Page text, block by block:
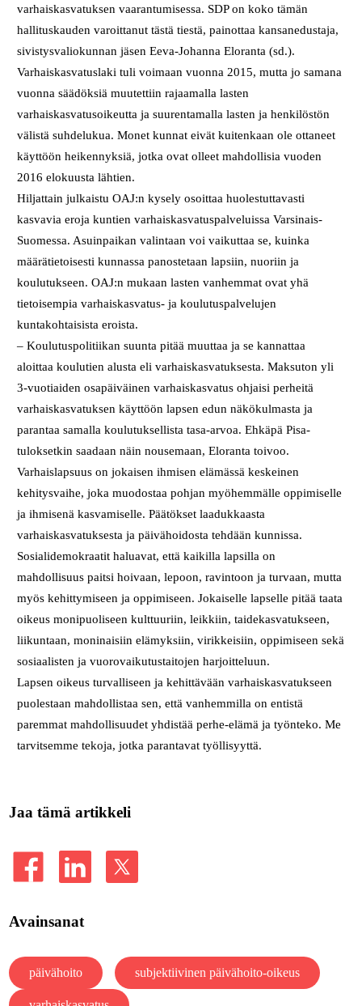
varhaiskasvatuksen vaarantumisessa. SDP on koko tämän
hallituskauden varoittanut tästä tiestä, painottaa kansanedustaja,
sivistysvaliokunnan jäsen Eeva-Johanna Eloranta (sd.).
Varhaiskasvatuslaki tuli voimaan vuonna 2015, mutta jo samana
vuonna säädöksiä muutettiin rajaamalla lasten
varhaiskasvatusoikeutta ja suurentamalla lasten ja henkilöstön
välistä suhdelukua. Monet kunnat eivät kuitenkaan ole ottaneet
käyttöön heikennyksiä, jotka ovat olleet mahdollisia vuoden
2016 elokuusta lähtien.
Hiljattain julkaistu OAJ:n kysely osoittaa huolestuttavasti
kasvavia eroja kuntien varhaiskasvatuspalveluissa Varsinais-
Suomessa. Asuinpaikan valintaan voi vaikuttaa se, kuinka
määrätietoisesti kunnassa panostetaan lapsiin, nuoriin ja
koulutukseen. OAJ:n mukaan lasten vanhemmat ovat yhä
tietoisempia varhaiskasvatus- ja koulutuspalvelujen
kuntakohtaisista eroista.
– Koulutuspolitiikan suunta pitää muuttaa ja se kannattaa
aloittaa koulutien alusta eli varhaiskasvatuksesta. Maksuton yli
3-vuotiaiden osapäiväinen varhaiskasvatus ohjaisi perheitä
varhaiskasvatuksen käyttöön lapsen edun näkökulmasta ja
parantaa samalla koulutuksellista tasa-arvoa. Ehkäpä Pisa-
tuloksetkin saadaan näin nousemaan, Eloranta toivoo.
Varhaislapsuus on jokaisen ihmisen elämässä keskeinen
kehitysvaihe, joka muodostaa pohjan myöhemmälle oppimiselle
ja ihmisenä kasvamiselle. Päätökset laadukkaasta
varhaiskasvatuksesta ja päivähoidosta tehdään kunnissa.
Sosialidemokraatit haluavat, että kaikilla lapsilla on
mahdollisuus paitsi hoivaan, lepoon, ravintoon ja turvaan, mutta
myös kehittymiseen ja oppimiseen. Jokaiselle lapselle pitää taata
oikeus monipuoliseen kulttuuriin, leikkiin, taidekasvatukseen,
liikuntaan, moninaisiin elämyksiin, virikkeisiin, oppimiseen sekä
sosiaalisten ja vuorovaikutustaitojen harjoitteluun.
Lapsen oikeus turvalliseen ja kehittävään varhaiskasvatukseen
puolestaan mahdollistaa sen, että vanhemmilla on entistä
paremmat mahdollisuudet yhdistää perhe-elämä ja työnteko. Me
tarvitsemme tekoja, jotka parantavat työllisyyttä.
Jaa tämä artikkeli
Avainsanat
päivähoito subjektiivinen päivähoito-oikeus